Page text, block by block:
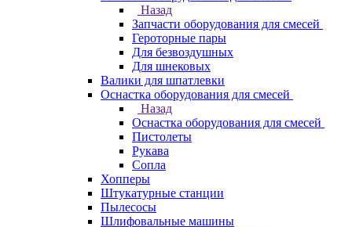
Назад
Запчасти оборудования для смесей
Героторные пары
Для безвоздушных
Для шнековых
Валики для шпатлевки
Оснастка оборудования для смесей
Назад
Оснастка оборудования для смесей
Пистолеты
Рукава
Сопла
Хопперы
Штукатурные станции
Пылесосы
Шлифовальные машины